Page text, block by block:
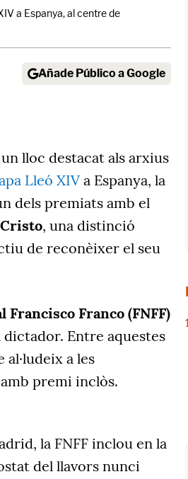
a Espanya, al centre de
Añade Público a Google
lloc destacat als arxius
Lleó XIVa Espanya, la
dels premiats amb el
, una distinció
de reconèixer el seu
Francisco Franco (FNFF)
Entre aquestes
a les
premi inclòs.
la FNFF inclou en la
del llavors nunci